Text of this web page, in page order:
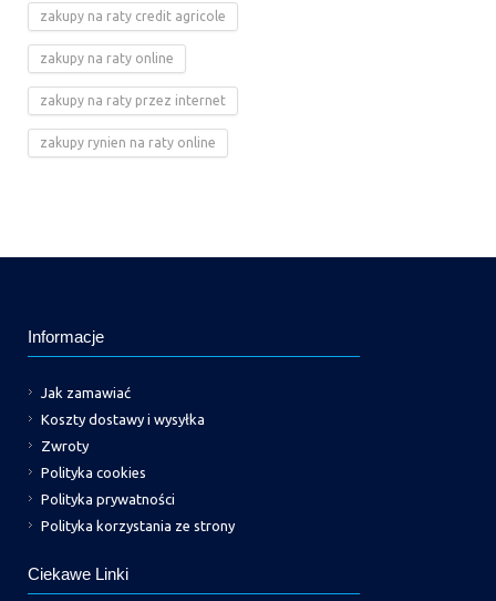
zakupy na raty credit agricole
zakupy na raty online
zakupy na raty przez internet
zakupy rynien na raty online
Informacje
Jak zamawiać
Koszty dostawy i wysyłka
Zwroty
Polityka cookies
Polityka prywatności
Polityka korzystania ze strony
Ciekawe Linki